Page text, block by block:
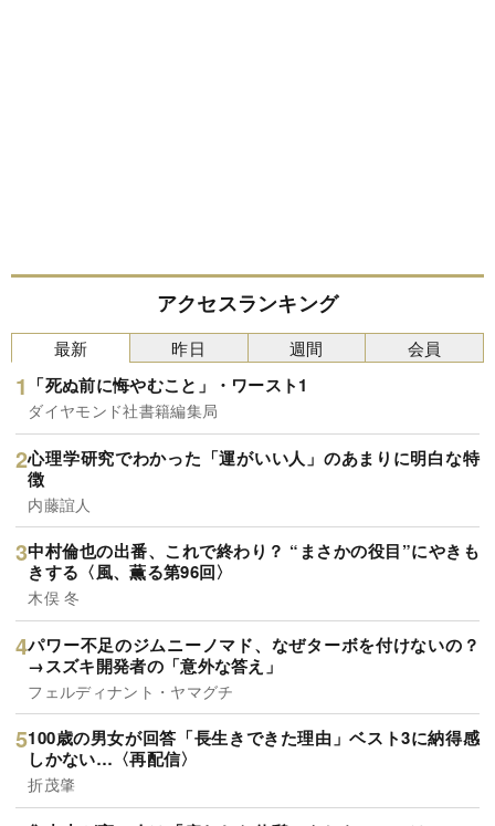
アクセスランキング
最新
「死ぬ前に悔やむこと」・ワースト1
ダイヤモンド社書籍編集局
心理学研究でわかった「運がいい人」のあまりに明白な特
徴
内藤誼人
中村倫也の出番、これで終わり？ “まさかの役目”にやきも
きする〈風、薫る第96回〉
木俣 冬
パワー不足のジムニーノマド、なぜターボを付けないの？
→スズキ開発者の「意外な答え」
フェルディナント・ヤマグチ
100歳の男女が回答「長生きできた理由」ベスト3に納得感
しかない…〈再配信〉
折茂肇
昨日 週間 会員